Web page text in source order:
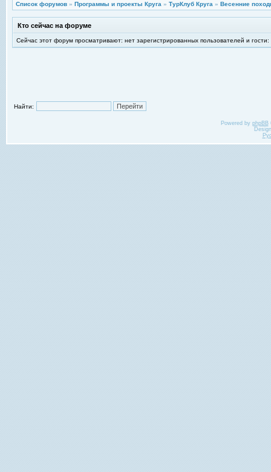
Список форумов » Программы и проекты Круга » ТурКлуб Круга » Весенние
Кто сейчас на форуме
Сейчас этот форум просматривают: нет зарегистрированных пользователей и гости:
Найти:
Powered by phpBB